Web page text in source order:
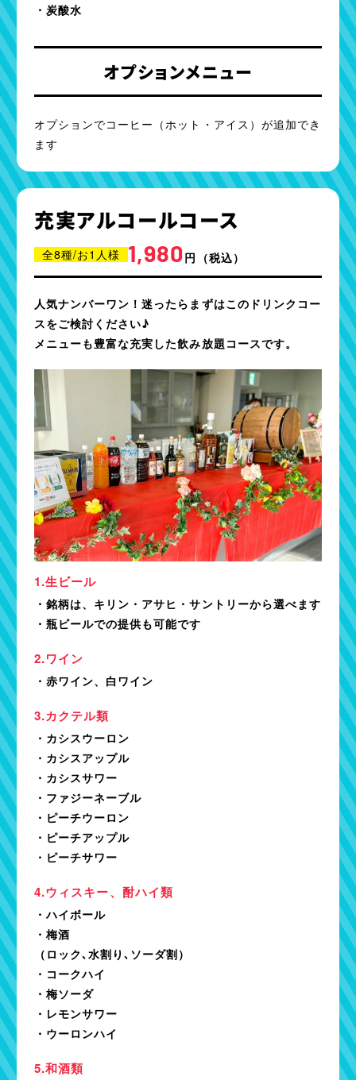
・炭酸水
オプションメニュー
オプションでコーヒー（ホット・アイス）が追加でき
ます
充実アルコールコース
全8種/お1人様 1,980円 （税込）
人気ナンバーワン！迷ったらまずはこのドリンクコー
スをご検討ください♪
メニューも豊富な充実した飲み放題コースです。
生ビール
・銘柄は、キリン・アサヒ・サントリーから選べます
・瓶ビールでの提供も可能です
ワイン
・赤ワイン、白ワイン
カクテル類
・カシスウーロン
・カシスアップル
・カシスサワー
・ファジーネーブル
・ピーチウーロン
・ピーチアップル
・ピーチサワー
ウィスキー、酎ハイ類
・ハイボール
・梅酒
（ロック､水割り､ソーダ割）
・コークハイ
・梅ソーダ
・レモンサワー
・ウーロンハイ
和酒類